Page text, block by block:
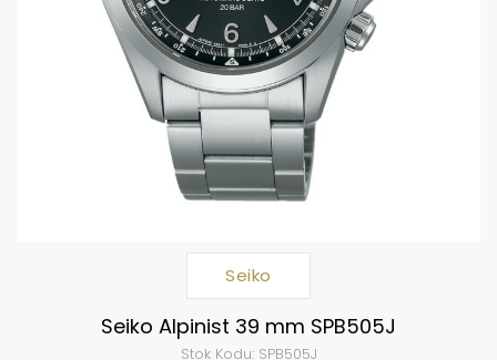
Seiko
Seiko Alpinist 39 mm SPB505J
Stok Kodu:SPB505J